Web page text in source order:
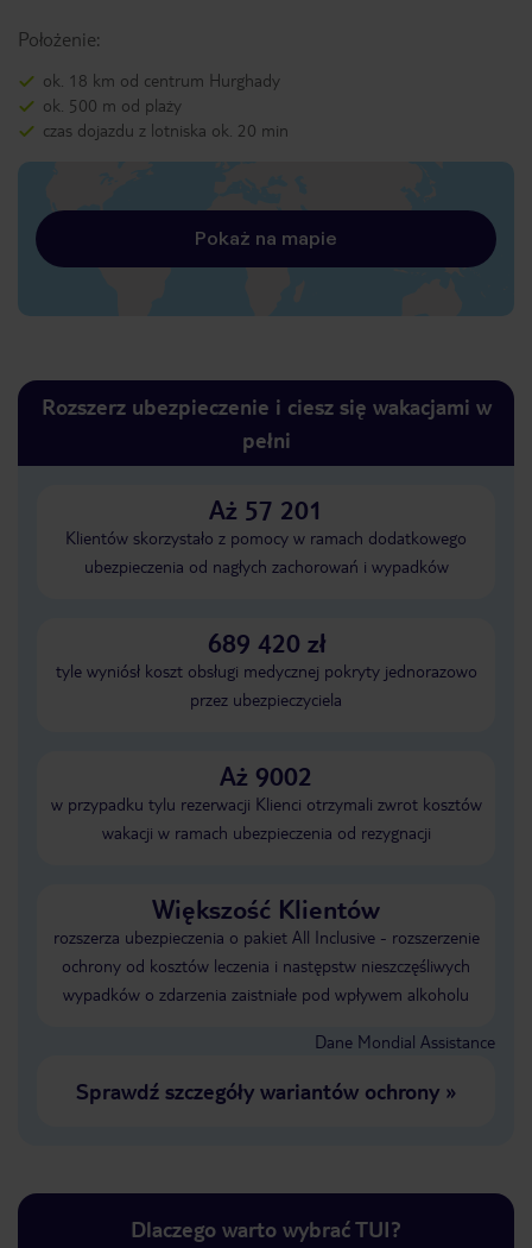
Położenie:
ok. 18 km od centrum Hurghady
ok. 500 m od plaży
czas dojazdu z lotniska ok. 20 min
Pokaż na mapie
Rozszerz ubezpieczenie i ciesz się wakacjami w
pełni
Aż 57 201
Klientów skorzystało z pomocy w ramach dodatkowego
ubezpieczenia od nagłych zachorowań i wypadków
689 420 zł
tyle wyniósł koszt obsługi medycznej pokryty jednorazowo
przez ubezpieczyciela
Aż 9002
w przypadku tylu rezerwacji Klienci otrzymali zwrot kosztów
wakacji w ramach ubezpieczenia od rezygnacji
Większość Klientów
rozszerza ubezpieczenia o pakiet All Inclusive - rozszerzenie
ochrony od kosztów leczenia i następstw nieszczęśliwych
wypadków o zdarzenia zaistniałe pod wpływem alkoholu
Dane Mondial Assistance
Sprawdź szczegóły wariantów ochrony»
Dlaczego warto wybrać TUI?